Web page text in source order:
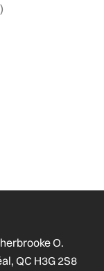
O.
QC H3G 2S8